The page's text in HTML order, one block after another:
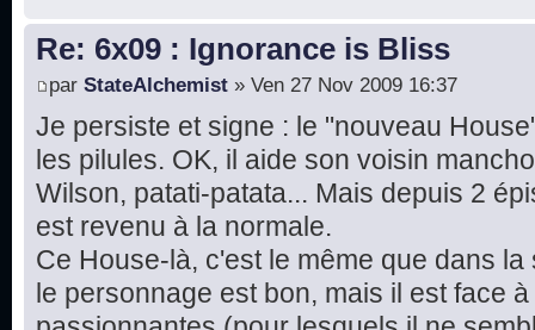
Re: 6x09 : Ignorance is Bliss
par StateAlchemist » Ven 27 Nov 2009 16:37
Je persiste et signe : le "nouveau
les pilules. OK, il aide son voisin
Wilson, patati-patata... Mais depuis 2
est revenu à la normale.
Ce House-là, c'est le même que dans
le personnage est bon, mais il est face